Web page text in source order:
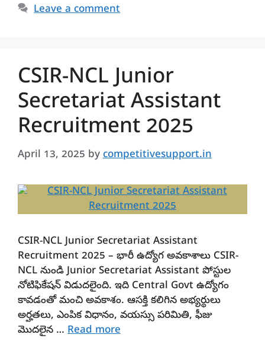
Leave a comment
CSIR-NCL Junior
Secretariat Assistant
Recruitment 2025
April 13, 2025 by competitivesupport.in
CSIR-NCL Junior Secretariat Assistant
Recruitment 2025 – భారీ ఉద్యోగ అవకాశాలు CSIR-
NCL నుండి Junior Secretariat Assistant పోస్టుల
నోటిఫికేషన్ విడుదలైంది. ఇది Central Govt ఉద్యోగం
కావడంతో మంచి అవకాశం. ఆసక్తి కలిగిన అభ్యర్థులు
అర్హతలు, ఎంపిక విధానం, వయస్సు పరిమితి, ఫీజు
మొదలైన … Read more